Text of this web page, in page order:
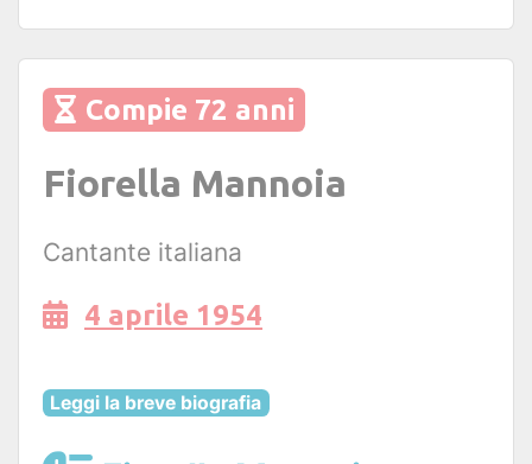
Compie 72 anni
Fiorella Mannoia
Cantante italiana
4 aprile 1954
Leggi la breve biografia